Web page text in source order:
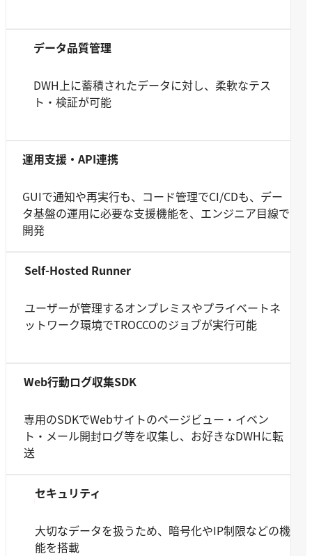
データ品質管理
DWH上に蓄積されたデータに対し、柔軟なテス
ト・検証が可能
運用支援・API連携
GUIで通知や再実行も、コード管理でCI/CDも、デー
タ基盤の運用に必要な支援機能を、エンジニア目線で
開発
Self-Hosted Runner
ユーザーが管理するオンプレミスやプライベートネ
ットワーク環境でTROCCOのジョブが実行可能
Web行動ログ収集SDK
専用のSDKでWebサイトのページビュー・イベン
ト・メール開封ログ等を収集し、お好きなDWHに転
送
セキュリティ
大切なデータを扱うため、暗号化やIP制限などの機
能を搭載